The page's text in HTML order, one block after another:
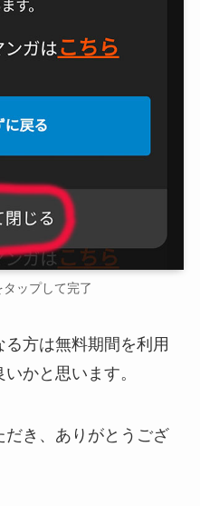
ップして完了
方は無料期間を利用
かと思います。
だき、ありがとうござ